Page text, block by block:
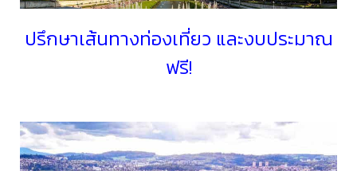
ปรึกษาเส้นทางท่องเที่ยว และงบประมาณ
ฟรี!